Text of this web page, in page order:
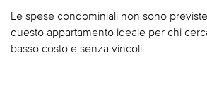
Le spese condominiali non sono
questo appartamento ideale per chi
basso costo e senza vincoli.